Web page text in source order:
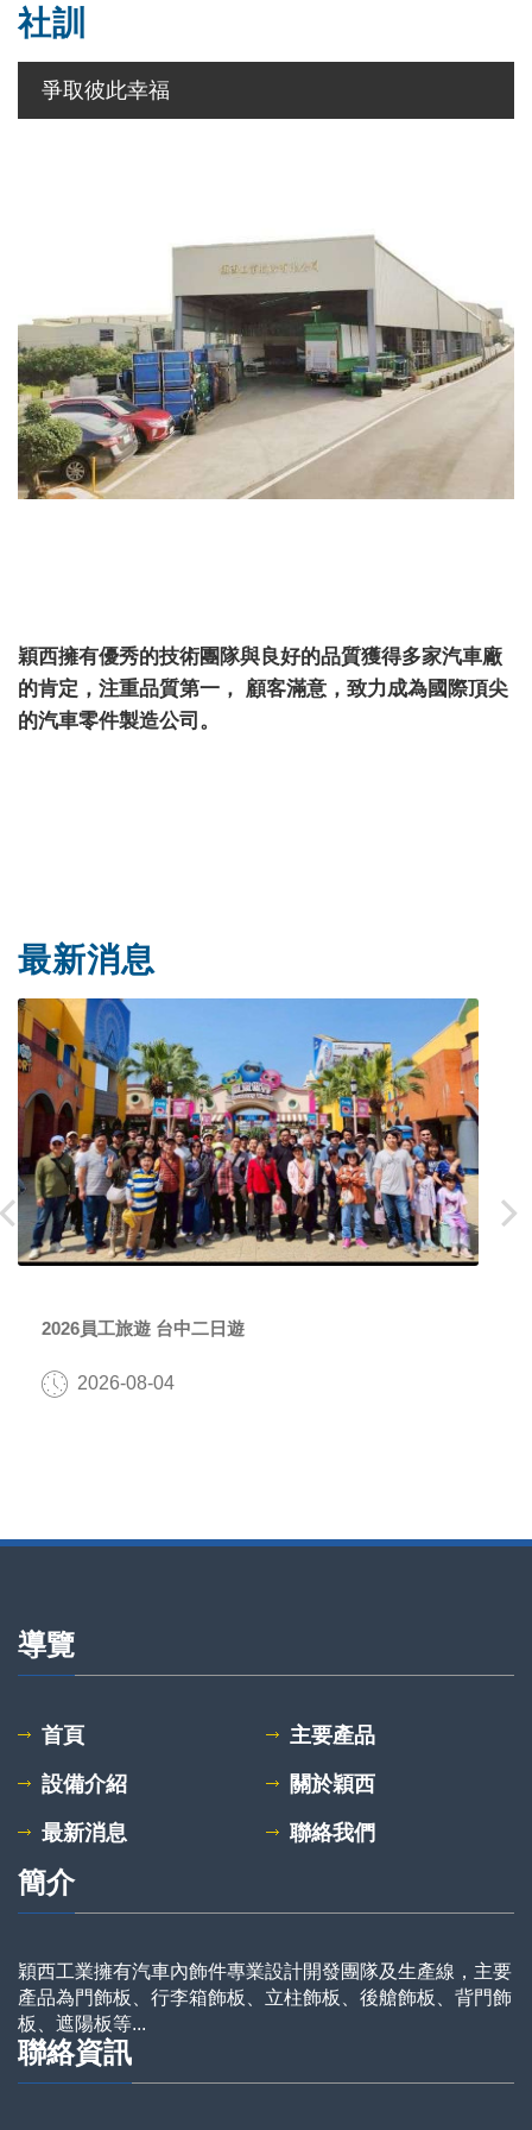
社訓
爭取彼此幸福
穎西擁有優秀的技術團隊與良好的品質獲得多家汽車廠
的肯定，注重品質第一， 顧客滿意，致力成為國際頂尖
的汽車零件製造公司。
最新消息
2026員工旅遊 台中二日遊
2026-08-04
prev next
導覽
首頁 主要產品
設備介紹 關於穎西
最新消息 聯絡我們
簡介
穎西工業擁有汽車內飾件專業設計開發團隊及生產線，主要
產品為門飾板、行李箱飾板、立柱飾板、後艙飾板、背門飾
板、遮陽板等...
聯絡資訊